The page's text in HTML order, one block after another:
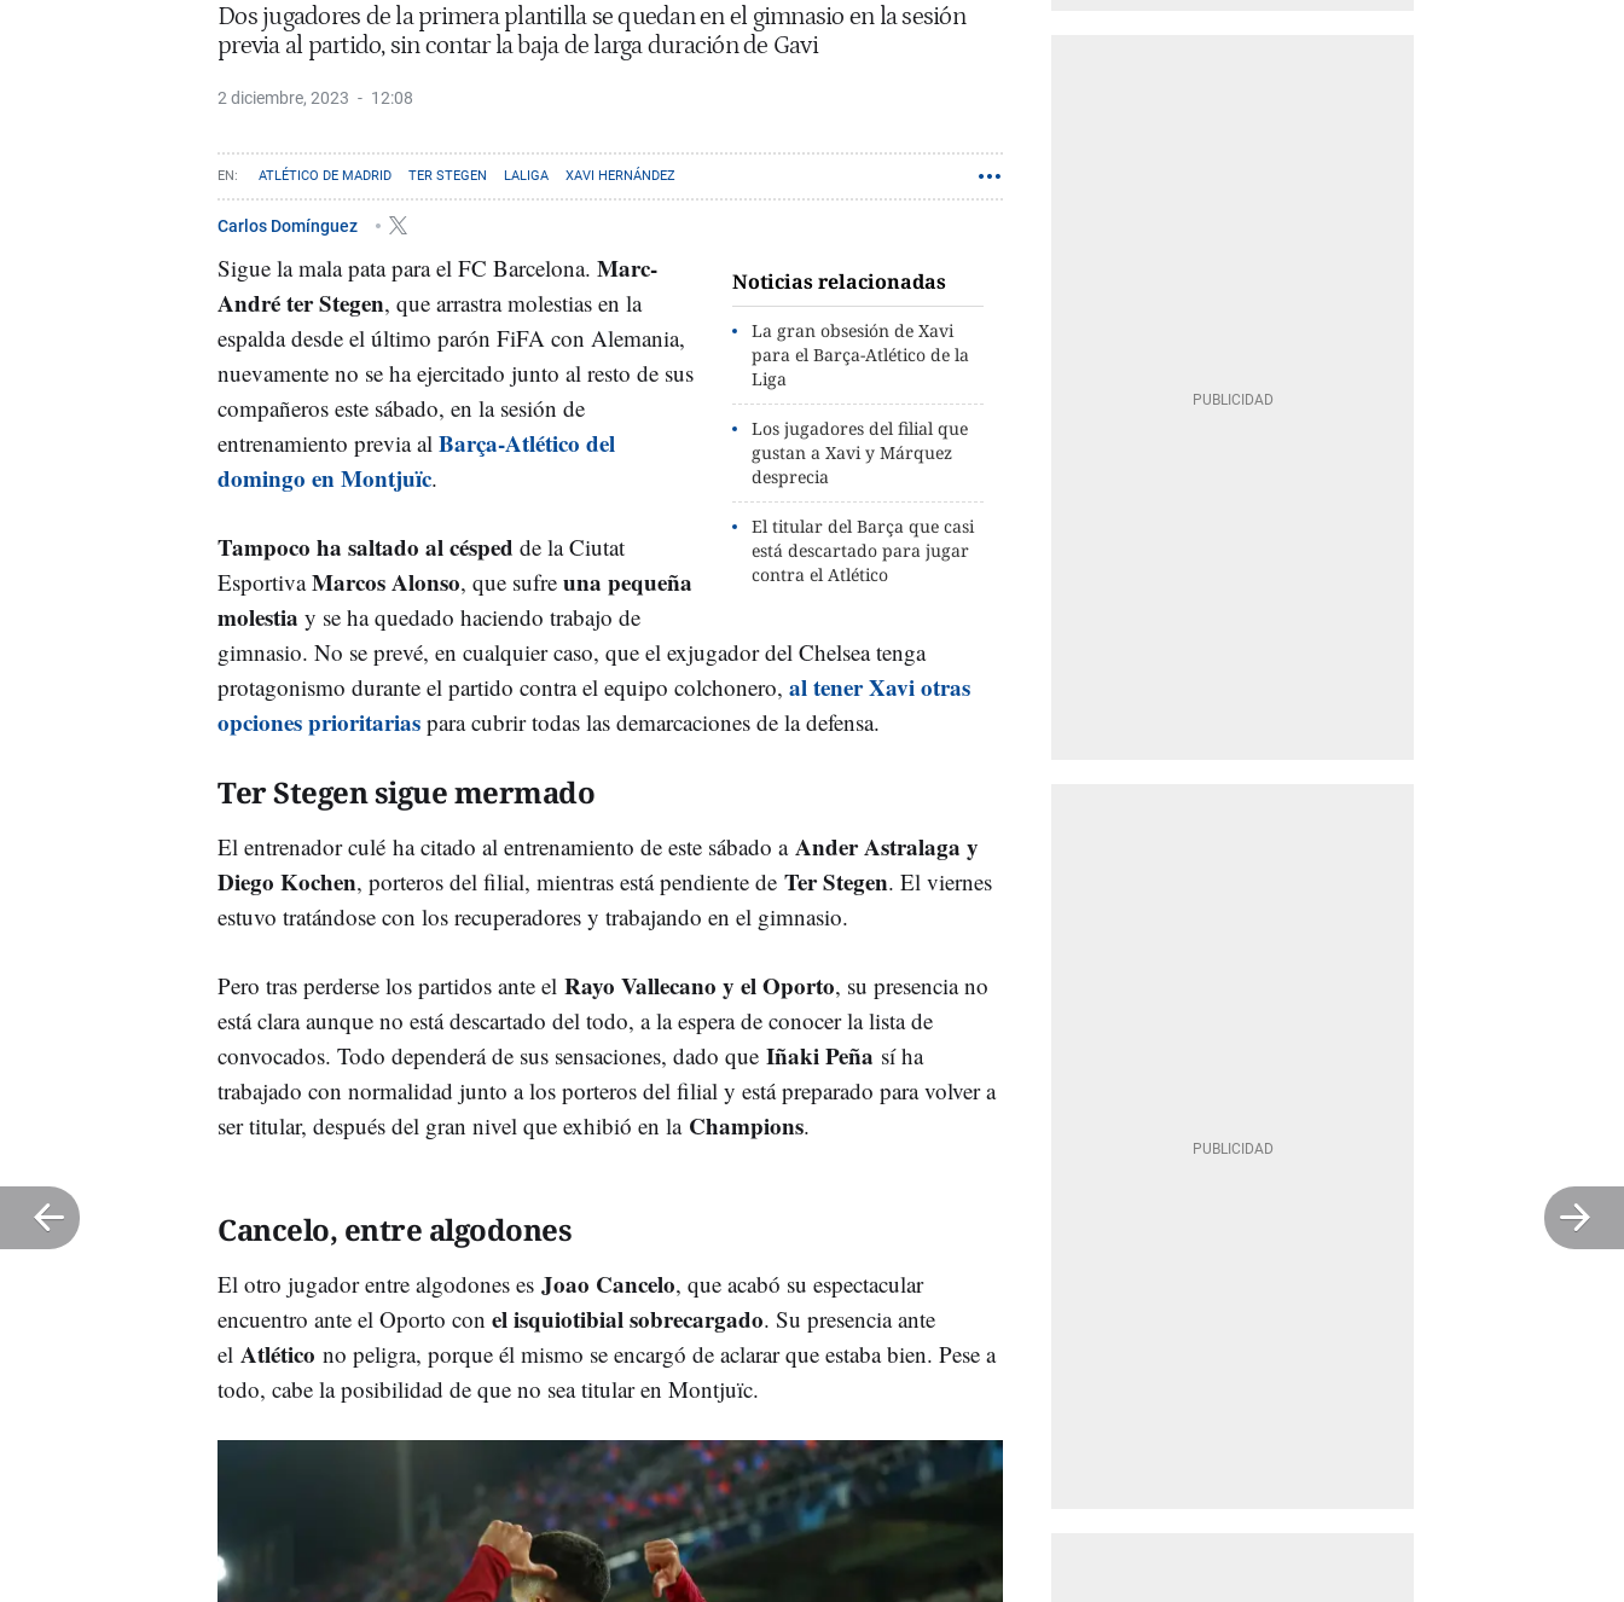
Dos jugadores de la primera plantilla se quedan en el gimnasio en la sesión
previa al partido, sin contar la baja de larga duración de Gavi
2 diciembre, 2023 12:08
ATLÉTICO DE MADRID TER STEGEN LALIGA XAVI HERNÁNDEZ
Carlos Domínguez
Noticias relacionadas
La gran obsesión de Xavi
para el Barça-Atlético de la
Liga
Los jugadores del filial que
gustan a Xavi y Márquez
desprecia
El titular del Barça que casi
está descartado para jugar
contra el Atlético
Sigue la mala pata para el FC Barcelona. Marc-
André ter Stegen, que arrastra molestias en la
espalda desde el último parón FiFA con Alemania,
nuevamente no se ha ejercitado junto al resto de sus
compañeros este sábado, en la sesión de
entrenamiento previa al Barça-Atlético del
domingo en Montjuïc.
Tampoco ha saltado al césped de la Ciutat
EsportivaMarcos Alonso, que sufre una pequeña
molestia y se ha quedado haciendo trabajo de
gimnasio. No se prevé, en cualquier caso, que el exjugador del Chelsea tenga
protagonismo durante el partido contra el equipo colchonero, al tener Xavi otras
opciones prioritarias para cubrir todas las demarcaciones de la defensa.
Ter Stegen sigue mermado
El entrenador culé ha citado al entrenamiento de este sábado aAnder Astralaga y
Diego Kochen, porteros del filial, mientras está pendiente de Ter Stegen. El viernes
estuvo tratándose con los recuperadores y trabajando en el gimnasio.
Pero tras perderse los partidos ante el Rayo Vallecano y el Oporto, su presencia no
está clara aunque no está descartado del todo, a la espera de conocer la lista de
convocados. Todo dependerá de sus sensaciones, dado que Iñaki Peña sí ha
trabajado con normalidad junto a los porteros del filial y está preparado para volver a
ser titular, después del gran nivel que exhibió en la Champions.
Cancelo, entre algodones
El otro jugador entre algodones es Joao Cancelo, que acabó su espectacular
encuentro ante el Oporto con el isquiotibial sobrecargado. Su presencia ante
el Atlético no peligra, porque él mismo se encargó de aclarar que estaba bien. Pese a
todo, cabe la posibilidad de que no sea titular en Montjuïc.